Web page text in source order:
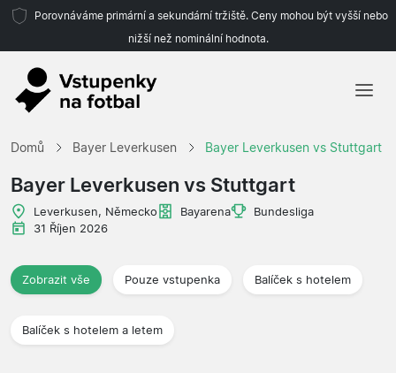
Porovnáváme primární a sekundární tržiště. Ceny mohou být vyšší nebo
nižší než nominální hodnota.
Domů Bayer Leverkusen Bayer Leverkusen vs Stuttgart
Bayer Leverkusen vs Stuttgart
Leverkusen, Německo Bayarena
Bundesliga
31 Říjen 2026
Zobrazit vše Pouze vstupenka Balíček s hotelem
Balíček s hotelem a letem